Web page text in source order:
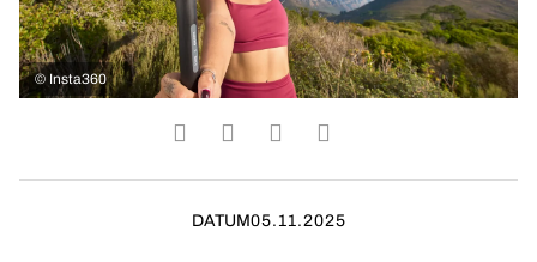
© Insta360
DATUM05.11.2025